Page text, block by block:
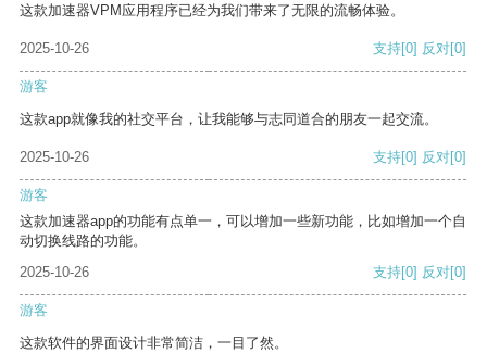
这款加速器VPM应用程序已经为我们带来了无限的流畅体验。
2025-10-26 支持[0] 反对[0]
游客
这款app就像我的社交平台，让我能够与志同道合的朋友一起交流。
2025-10-26 支持[0] 反对[0]
游客
这款加速器app的功能有点单一，可以增加一些新功能，比如增加一个自
动切换线路的功能。
2025-10-26
支持[0] 反对[0]
游客
这款软件的界面设计非常简洁，一目了然。